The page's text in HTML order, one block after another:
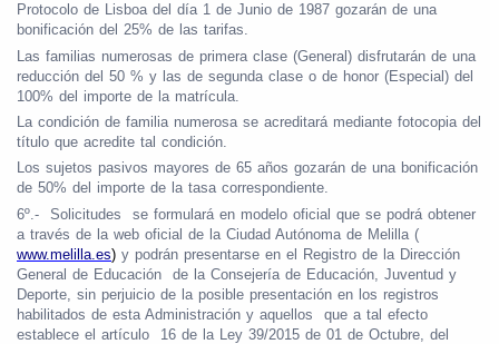
Protocolo de Lisboa del día 1 de Junio de 1987 gozarán de una
bonificación del 25% de las tarifas.
Las familias numerosas de primera clase (General) disfrutarán de una
reducción del 50 % y las de segunda clase o de honor (Especial) del
100% del importe de la matrícula.
La condición de familia numerosa se acreditará mediante fotocopia del
título que acredite tal condición.
Los sujetos pasivos mayores de 65 años gozarán de una bonificación
de 50% del importe de la tasa correspondiente.
6º.- Solicitudes se formulará en modelo oficial que se podrá obtener
a través de la web oficial de la Ciudad Autónoma de Melilla (
www.melilla.es) y podrán presentarse en el Registro de la Dirección
General de Educación de la Consejería de Educación, Juventud y
Deporte, sin perjuicio de la posible presentación en los registros
habilitados de esta Administración y aquellos que a tal efecto
establece el artículo 16 de la Ley 39/2015 de 01 de Octubre, del